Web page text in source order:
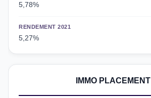
5,78%
RENDEMENT 2021
5,27%
IMMO PLACEMENT